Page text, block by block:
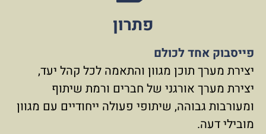
פתרון
פייסבוק אחד לכולם
יצירת מערך תוכן מגוון והתאמה לכל קהל יעד,
יצירת מערך אורגני של חברים ורמת שיתוף
ומעורבות גבוהה, שיתופי פעולה ייחודיים עם מגוון
מובילי דעה.